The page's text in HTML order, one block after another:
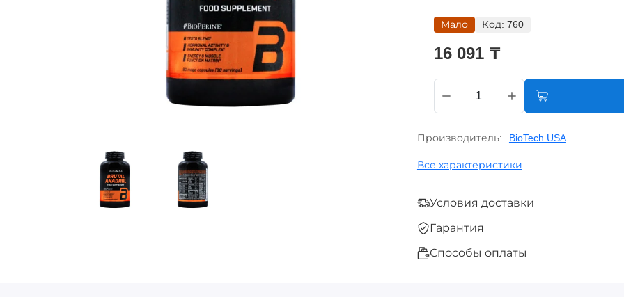
Мало Код: 760
16 091 ₸
Производитель: BioTech USA
Все характеристики
Условия доставки
Гарантия
Способы оплаты